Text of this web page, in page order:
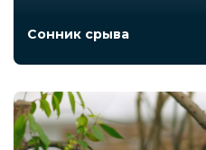
Сонник срыва